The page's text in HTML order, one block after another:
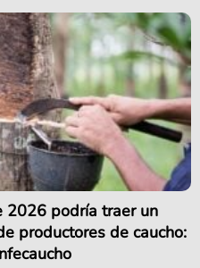
2026 podría traer un
productores de caucho: